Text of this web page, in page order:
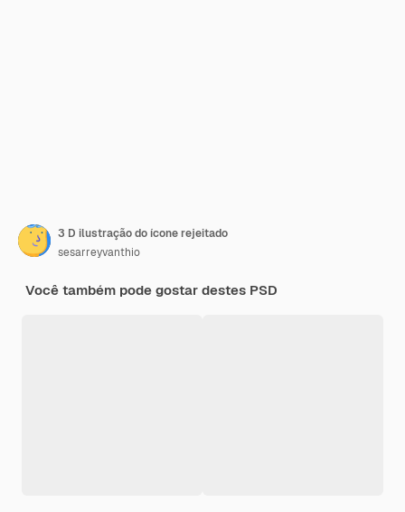
3 D ilustração do ícone rejeitado
sesarreyvanthio
Você também pode gostar destes PSD